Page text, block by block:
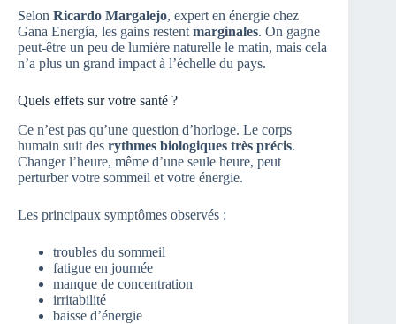
Selon Ricardo Margalejo, expert en énergie chez
Gana Energía, les gains restent marginales. On gagne
peut-être un peu de lumière naturelle le matin, mais cela
n’a plus un grand impact à l’échelle du pays.
Quels effets sur votre santé ?
Ce n’est pas qu’une question d’horloge. Le corps
humain suit des rythmes biologiques très précis.
Changer l’heure, même d’une seule heure, peut
perturber votre sommeil et votre énergie.
Les principaux symptômes observés :
troubles du sommeil
fatigue en journée
manque de concentration
irritabilité
baisse d’énergie